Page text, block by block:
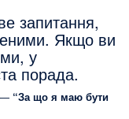
запитання,
Якщо ви
у
порада.
— “За що я маю бути